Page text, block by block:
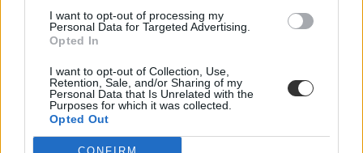
I want to opt-out of processing my
Personal Data for Targeted Advertising.
Opted In
I want to opt-out of Collection, Use,
Retention, Sale, and/or Sharing of my
Personal Data that Is Unrelated with the
Purposes for which it was collected.
Opted Out
CONFIRM